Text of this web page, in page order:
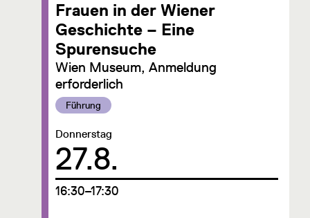
Frauen in der Wiener
Geschichte – Eine
Spurensuche
Wien Museum, Anmeldung
erforderlich
Kategorie:
Führung
Datum:
27.8.
Donnerstag
um
16:30–17:30